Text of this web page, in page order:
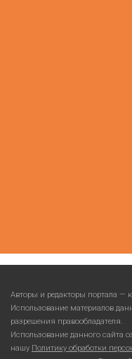
Авторы и редакторы портала —
Использование материалов
разрешения правообладателя.
Использование данного сайта
нашу Политику обработки